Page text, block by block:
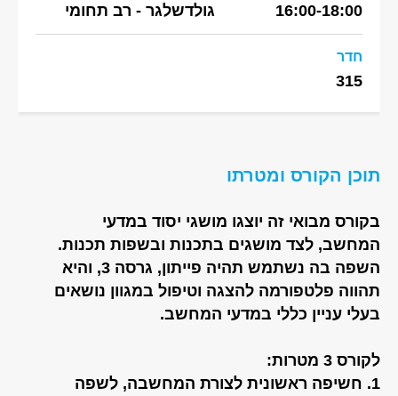
16:00-18:00 גולדשלגר - רב תחומי
חדר
315
תוכן הקורס ומטרתו
בקורס מבואי זה יוצגו מושגי יסוד במדעי
המחשב, לצד מושגים בתכנות ובשפות תכנות.
השפה בה נשתמש תהיה פייתון, גרסה 3, והיא
תהווה פלטפורמה להצגה וטיפול במגוון נושאים
בעלי עניין כללי במדעי המחשב.
לקורס 3 מטרות:
1. חשיפה ראשונית לצורת המחשבה, לשפה